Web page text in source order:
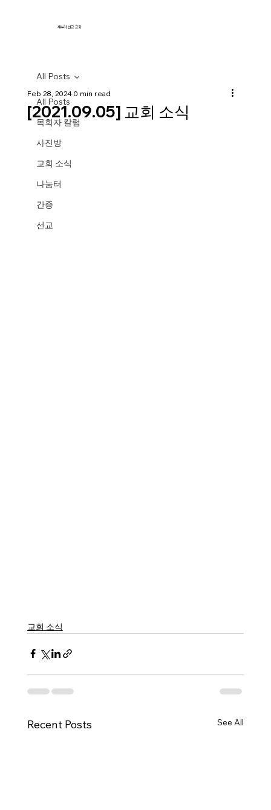
새누리 선교 교회
All Posts
목회자 칼럼
사진방
교회 소식
나눔터
간증
선교
All Posts
[2021.09.05] 교회 소식
Feb 28, 20240 min read
교회 소식
Recent Posts See All